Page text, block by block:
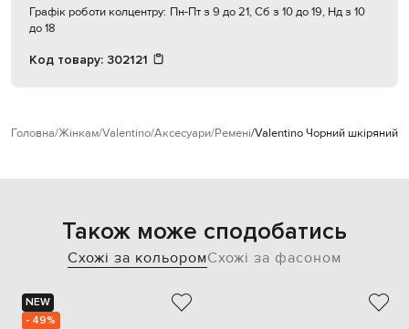
Графік роботи колцентру: Пн-Пт з 9 до 21, Сб з 10 до 19, Нд з 10
до 18
Код товару: 302121
Головна Жінкам Valentino Аксесуари Ремені Valentino Чорний шкіряний
Також може сподобатись
Схожі за кольоромСхожі за фасоном
NEW
- 49%